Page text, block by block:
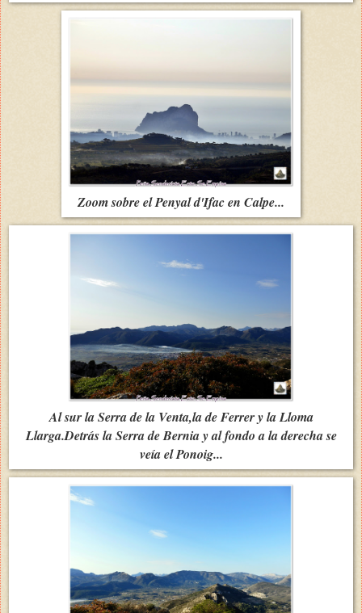
Zoom sobre el Penyal d'Ifac en Calpe...
Al sur la Serra de la Venta,la de Ferrer y la Lloma
Llarga.Detrás la Serra de Bernia y al fondo a la derecha se
veía el Ponoig...